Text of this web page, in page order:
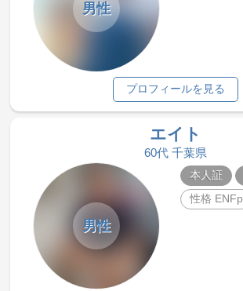
男性
プロフィールを見る
エイト
60代 千葉県
男性
本人証
性格 ENFp